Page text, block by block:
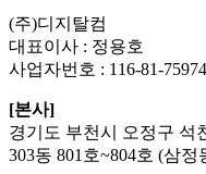
(주)디지탈컴
대표이사 : 정용호
사업자번호 : 116-81-75974
[본사]
경기도 부천시 오정구 석
303동 801호~804호 (삼